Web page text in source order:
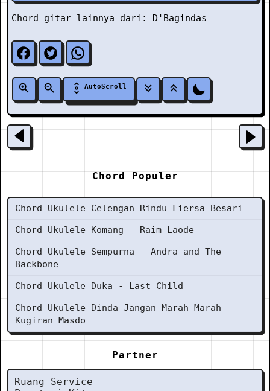
Chord gitar lainnya dari: D'Bagindas
AutoScroll
Chord Populer
Chord Ukulele Celengan Rindu Fiersa Besari
Chord Ukulele Komang - Raim Laode
Chord Ukulele Sempurna - Andra and The
Backbone
Chord Ukulele Duka - Last Child
Chord Ukulele Dinda Jangan Marah Marah -
Kugiran Masdo
Partner
Ruang Service